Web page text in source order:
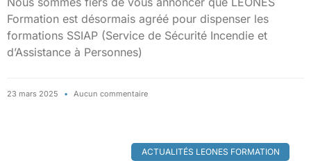
Formation est désormais agréé pour dispenser les
formations SSIAP (Service de Sécurité Incendie et
d’Assistance à Personnes)
23 mars 2025 Aucun commentaire
ACTUALITÉS LEONES FORMATION